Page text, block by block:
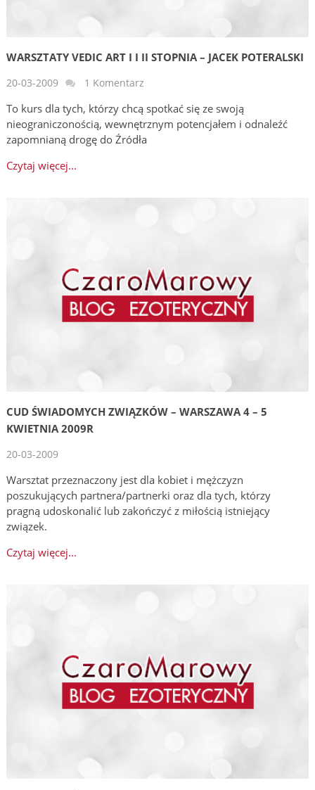
WARSZTATY VEDIC ART I I II STOPNIA – JACEK POTERALSKI
20-03-2009 1 Komentarz
To kurs dla tych, którzy chcą spotkać się ze swoją
nieograniczonością, wewnętrznym potencjałem i odnaleźć
zapomnianą drogę do Źródła
Czytaj więcej...
CUD ŚWIADOMYCH ZWIĄZKÓW – WARSZAWA 4 – 5
KWIETNIA 2009R
20-03-2009
Warsztat przeznaczony jest dla kobiet i mężczyzn
poszukujących partnera/partnerki oraz dla tych, którzy
pragną udoskonalić lub zakończyć z miłością istniejący
związek.
Czytaj więcej...